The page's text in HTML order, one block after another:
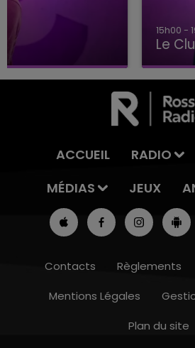
10h00 - 14h00
Le Club Champagne FM
ACCUEIL RADIO
MÉDIAS
JEUX
Contacts Règlements
Mentions Légales
Plan du site